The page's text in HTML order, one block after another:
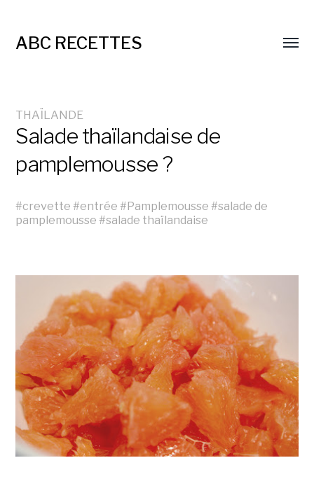
ABC RECETTES
THAÏLANDE
Salade thaïlandaise de
pamplemousse ?
#crevette #entrée #Pamplemousse #salade de
pamplemousse #salade thaïlandaise